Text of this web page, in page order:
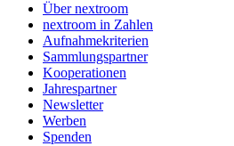
Über nextroom
nextroom in Zahlen
Aufnahmekriterien
Sammlungspartner
Kooperationen
Jahrespartner
Newsletter
Werben
Spenden